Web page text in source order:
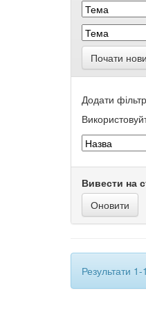
Почати
Додати
Вивести на
Результати